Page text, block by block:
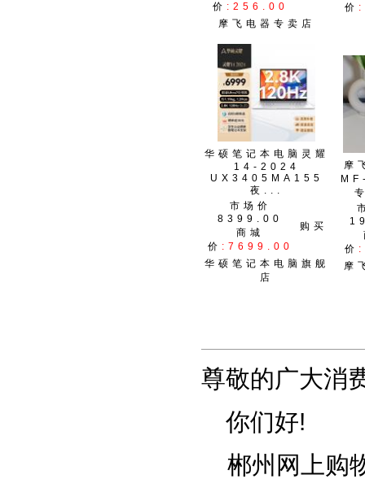
价 :256.00
摩飞电器专卖店
价
华硕笔记本电脑灵耀
14-2024
UX3405MA155
夜...
市场价
8399.00
购买
商城
价 :7699.00
华硕笔记本电脑旗舰
店
摩
价
摩
尊敬的广大消
你们好!
郴州网上购